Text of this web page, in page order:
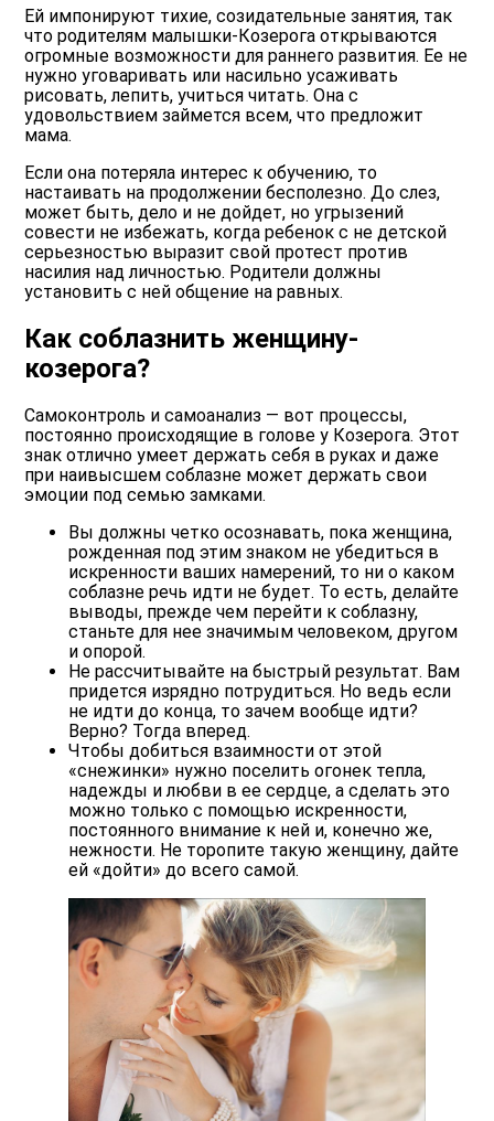
Ей импонируют тихие, созидательные занятия, так
что родителям малышки-Козерога открываются
огромные возможности для раннего развития. Ее не
нужно уговаривать или насильно усаживать
рисовать, лепить, учиться читать. Она с
удовольствием займется всем, что предложит
мама.
Если она потеряла интерес к обучению, то
настаивать на продолжении бесполезно. До слез,
может быть, дело и не дойдет, но угрызений
совести не избежать, когда ребенок с не детской
серьезностью выразит свой протест против
насилия над личностью. Родители должны
установить с ней общение на равных.
Как соблазнить женщину-
козерога?
Самоконтроль и самоанализ — вот процессы,
постоянно происходящие в голове у Козерога. Этот
знак отлично умеет держать себя в руках и даже
при наивысшем соблазне может держать свои
эмоции под семью замками.
Вы должны четко осознавать, пока женщина,
рожденная под этим знаком не убедиться в
искренности ваших намерений, то ни о каком
соблазне речь идти не будет. То есть, делайте
выводы, прежде чем перейти к соблазну,
станьте для нее значимым человеком, другом
и опорой.
Не рассчитывайте на быстрый результат. Вам
придется изрядно потрудиться. Но ведь если
не идти до конца, то зачем вообще идти?
Верно? Тогда вперед.
Чтобы добиться взаимности от этой
«снежинки» нужно поселить огонек тепла,
надежды и любви в ее сердце, а сделать это
можно только с помощью искренности,
постоянного внимание к ней и, конечно же,
нежности. Не торопите такую женщину, дайте
ей «дойти» до всего самой.